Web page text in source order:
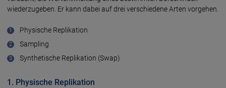
wieder­zugeben. Er kann dabei auf drei verschie­dene Arten vorgehen.
Physische Replikation
Sampling
Synthetische Replikation (Swap)
1. Physische Replikation